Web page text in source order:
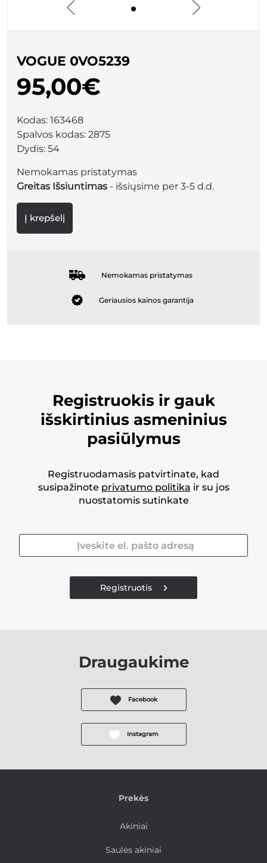
VOGUE 0VO5239
95,00€
Kodas: 163468
Spalvos kodas: 2875
Dydis: 54
Nemokamas pristatymas
Greitas Išsiuntimas - išsiųsime per 3-5 d.d.
Į krepšelį
Nemokamas pristatymas
Geriausios kainos garantija
Registruokis ir gauk
išskirtinius asmeninius
pasiūlymus
Registruodamasis patvirtinate, kad
susipažinote privatumo politika ir su jos
nuostatomis sutinkate
Registruotis
Draugaukime
Facebook
Instagram
Prekės
Akiniai
Saulės akiniai